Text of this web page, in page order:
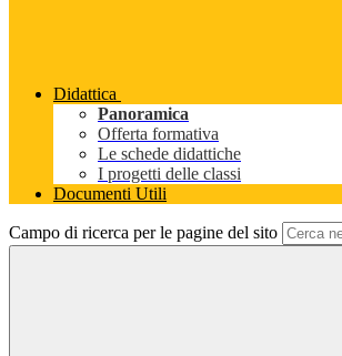
Didattica
Panoramica
Offerta formativa
Le schede didattiche
I progetti delle classi
Documenti Utili
Campo di ricerca per le pagine del sito